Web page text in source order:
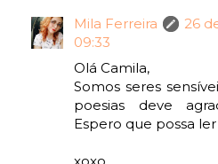
Mila Ferreira
26
09:33
Olá Camila,
Somos seres
poesias deve
Espero que possa